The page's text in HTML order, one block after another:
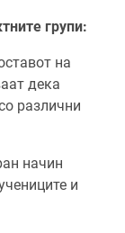
групи:
на
дека
различни
начин
и